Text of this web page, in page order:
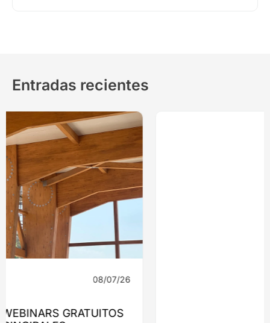
Entradas recientes
MONROY 2775: EL EDIFICIO QUE